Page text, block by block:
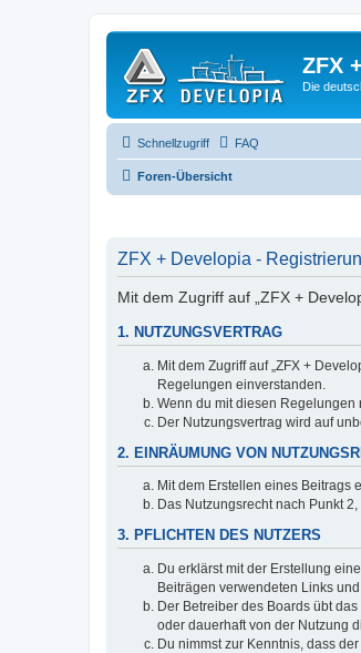
ZFX
Die
Schnellzugriff FAQ
Foren-Übersicht
ZFX + Developia -
Mit dem Zugriff auf „ZFX +
1. NUTZUNGSVERTRAG
Mit dem Zugriff auf „ZFX +
Regelungen einverstanden.
Wenn du mit diesen Regelungen
Der Nutzungsvertrag wird auf
2. EINRÄUMUNG VON
Mit dem Erstellen eines Beitrags
Das Nutzungsrecht nach Punkt
3. PFLICHTEN DES NUTZERS
Du erklärst mit der Erstellung
Beiträgen verwendeten Links
Der Betreiber des Boards übt
oder dauerhaft von der Nutzung
Du nimmst zur Kenntnis, dass